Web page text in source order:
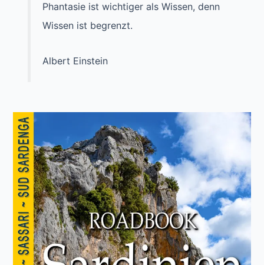
Phantasie ist wichtiger als Wissen, denn
Wissen ist begrenzt.
Albert Einstein